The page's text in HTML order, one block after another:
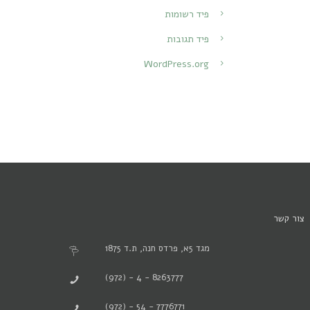
פיד רשומות
פיד תגובות
WordPress.org
צור קשר
מגד 5א, פרדס חנה, ת.ד 1875
(972) - 4 - 8263777
(972) - 54 - 7776771